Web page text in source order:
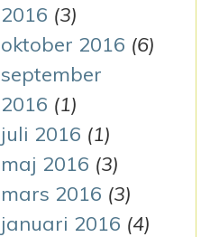
2016 (3)
oktober 2016 (6)
september
2016 (1)
juli 2016 (1)
maj 2016 (3)
mars 2016 (3)
januari 2016 (4)